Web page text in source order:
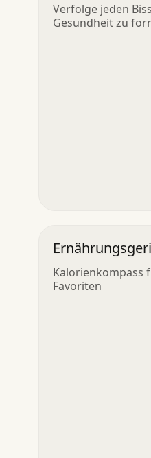
Verfolge jeden
Gesundheit zu
Kalorienkompass
Favoriten